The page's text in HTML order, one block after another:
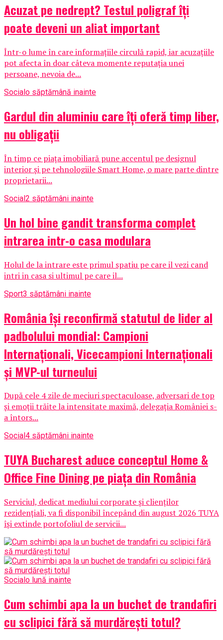
Acuzat pe nedrept? Testul poligraf îţi
poate deveni un aliat important
Într-o lume în care informațiile circulă rapid, iar acuzațiile
pot afecta în doar câteva momente reputația unei
persoane, nevoia de...
Socialo săptămână inainte
Gardul din aluminiu care îți oferă timp liber,
nu obligații
În timp ce piața imobiliară pune accentul pe designul
interior și pe tehnologiile Smart Home, o mare parte dintre
proprietarii...
Social2 săptămâni inainte
Un hol bine gandit transforma complet
intrarea intr-o casa modulara
Holul de la intrare este primul spatiu pe care il vezi cand
intri in casa si ultimul pe care il...
Sport3 săptămâni inainte
România își reconfirmă statutul de lider al
padbolului mondial: Campioni
Internaționali, Vicecampioni Internaționali
și MVP-ul turneului
După cele 4 zile de meciuri spectaculoase, adversari de top
și emoții trăite la intensitate maximă, delegația României s-
a întors...
Social 4 săptămâni inainte
TUYA Bucharest aduce conceptul Home &
Office Fine Dining pe piața din România
Serviciul, dedicat mediului corporate și clienților
rezidențiali, va fi disponibil începând din august 2026 TUYA
își extinde portofoliul de servicii...
Social o lună inainte
Cum schimbi apa la un buchet de trandafiri
cu sclipici fără să murdărești totul?